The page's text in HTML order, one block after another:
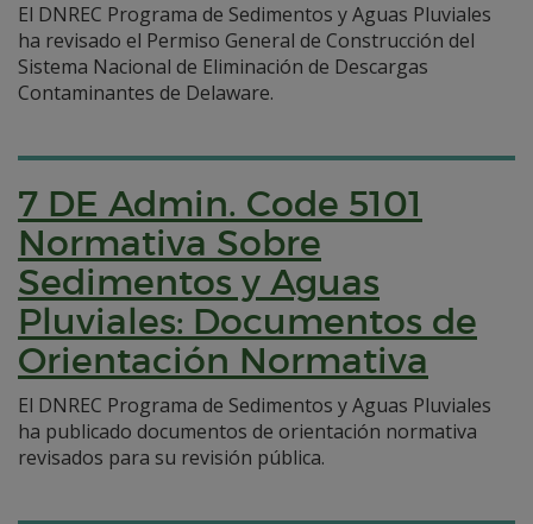
El DNREC Programa de Sedimentos y Aguas Pluviales
ha revisado el Permiso General de Construcción del
Sistema Nacional de Eliminación de Descargas
Contaminantes de Delaware.
7 DE Admin. Code 5101
Normativa Sobre
Sedimentos y Aguas
Pluviales: Documentos de
Orientación Normativa
El DNREC Programa de Sedimentos y Aguas Pluviales
ha publicado documentos de orientación normativa
revisados para su revisión pública.